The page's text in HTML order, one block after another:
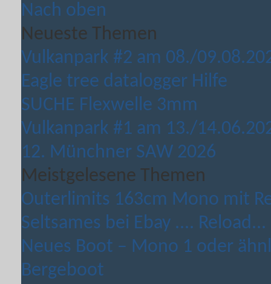
Nach oben
Neueste Themen
Vulkanpark #2 am 08./
Eagle tree datalogger Hilfe
SUCHE Flexwelle 3mm
Vulkanpark #1 am 13./
12. Münchner SAW 2026
Meistgelesene Themen
Outerlimits 163cm Mono mit
Seltsames bei Ebay .... Reload...
Neues Boot – Mono 1 oder
Bergeboot